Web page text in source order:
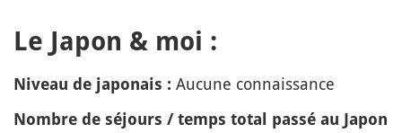
Le Japon & moi :
Niveau de japonais : Aucune connaissance
Nombre de séjours / temps total passé au Japon